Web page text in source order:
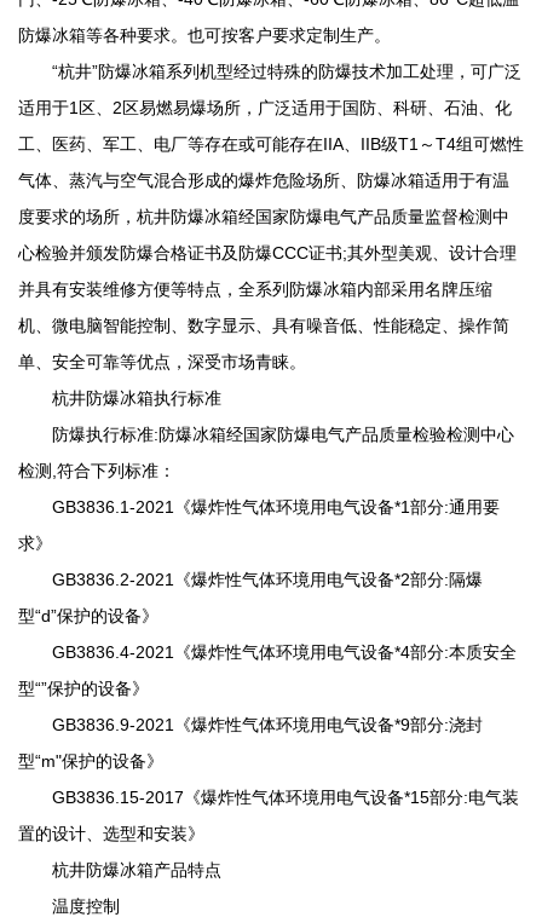
防爆冰箱等各种要求。也可按客户要求定制生产。
“杭井”防爆冰箱系列机型经过特殊的防爆技术加工处理，可广泛
适用于1区、2区易燃易爆场所，广泛适用于国防、科研、石油、化
工、医药、军工、电厂等存在或可能存在IIA、IIB级T1～T4组可燃性
气体、蒸汽与空气混合形成的爆炸危险场所、防爆冰箱适用于有温
度要求的场所，杭井防爆冰箱经国家防爆电气产品质量监督检测中
心检验并颁发防爆合格证书及防爆CCC证书;其外型美观、设计合理
并具有安装维修方便等特点，全系列防爆冰箱内部采用名牌压缩
机、微电脑智能控制、数字显示、具有噪音低、性能稳定、操作简
单、安全可靠等优点，深受市场青睐。
杭井防爆冰箱执行标准
防爆执行标准:防爆冰箱经国家防爆电气产品质量检验检测中心
检测,符合下列标准：
GB3836.1-2021《爆炸性气体环境用电气设备*1部分:通用要
求》
GB3836.2-2021《爆炸性气体环境用电气设备*2部分:隔爆
型“d”保护的设备》
GB3836.4-2021《爆炸性气体环境用电气设备*4部分:本质安全
型“”保护的设备》
GB3836.9-2021《爆炸性气体环境用电气设备*9部分:浇封
型“m"保护的设备》
GB3836.15-2017《爆炸性气体环境用电气设备*15部分:电气装
置的设计、选型和安装》
杭井防爆冰箱产品特点
温度控制